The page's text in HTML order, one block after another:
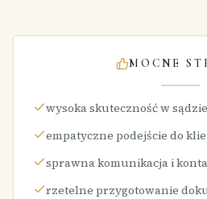
MOCNE
wysoka skuteczność w sądzie
empatyczne podejście do
sprawna komunikacja i
rzetelne przygotowanie